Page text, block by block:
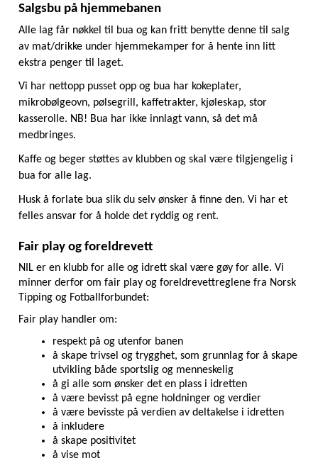
Salgsbu på hjemmebanen
Alle lag får nøkkel til bua og kan fritt benytte denne til salg
av mat/drikke under hjemmekamper for å hente inn litt
ekstra penger til laget.
Vi har nettopp pusset opp og bua har kokeplater,
mikrobølgeovn, pølsegrill, kaffetrakter, kjøleskap, stor
kasserolle. NB! Bua har ikke innlagt vann, så det må
medbringes.
Kaffe og beger støttes av klubben og skal være tilgjengelig i
bua for alle lag.
Husk å forlate bua slik du selv ønsker å finne den. Vi har et
felles ansvar for å holde det ryddig og rent.
Fair play og foreldrevett
NIL er en klubb for alle og idrett skal være gøy for alle. Vi
minner derfor om fair play og foreldrevettreglene fra Norsk
Tipping og Fotballforbundet:
Fair play handler om:
respekt på og utenfor banen
å skape trivsel og trygghet, som grunnlag for å skape
utvikling både sportslig og menneskelig
å gi alle som ønsker det en plass i idretten
å være bevisst på egne holdninger og verdier
å være bevisste på verdien av deltakelse i idretten
å inkludere
å skape positivitet
å vise mot